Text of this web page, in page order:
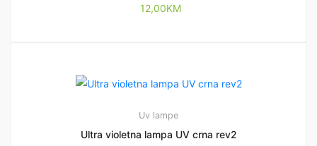
12,00KM
Uv lampe
Ultra violetna lampa UV crna rev2